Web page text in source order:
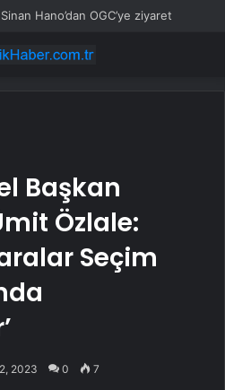
Hano’dan OGC’ye ziyaret
Başkan
Özlale:
Seçim
2023 0 7